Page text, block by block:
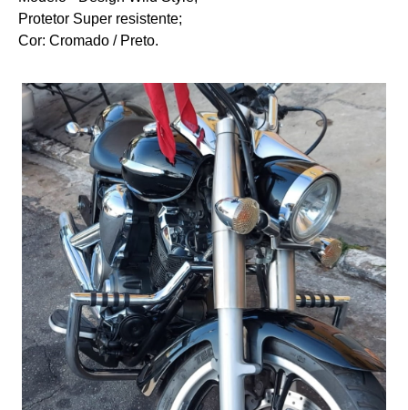
Protetor Super resistente;
Cor: Cromado / Preto.